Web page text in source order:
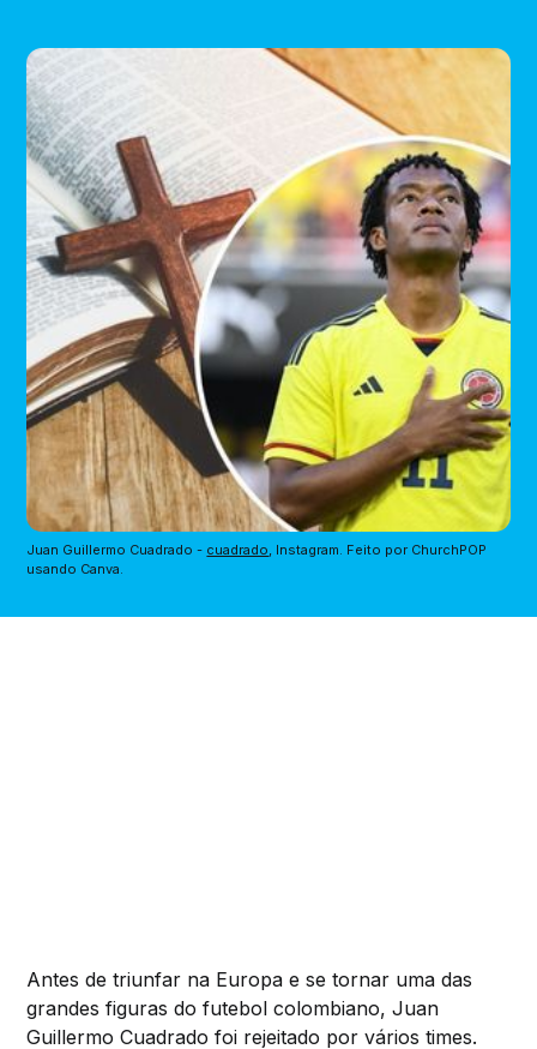
Juan Guillermo Cuadrado - cuadrado, Instagram. Feito por ChurchPOP
usando Canva.
Antes de triunfar na Europa e se tornar uma das
grandes figuras do futebol colombiano, Juan
Guillermo Cuadrado foi rejeitado por vários times.